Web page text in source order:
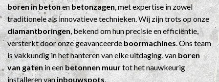
boren in betonenbetonzagen, met expertise in zowel
traditionele als innovatieve technieken. Wij zijn trots op onze
diamantboringen, bekend om hun precisie en efficiëntie,
versterkt door onze geavanceerdeboormachines. Ons team
is vakkundig in het hanteren van elke uitdaging, vanboren
van gatenin eenbetonnen muurtot het nauwkeurig
installeren vaninbouwspots.